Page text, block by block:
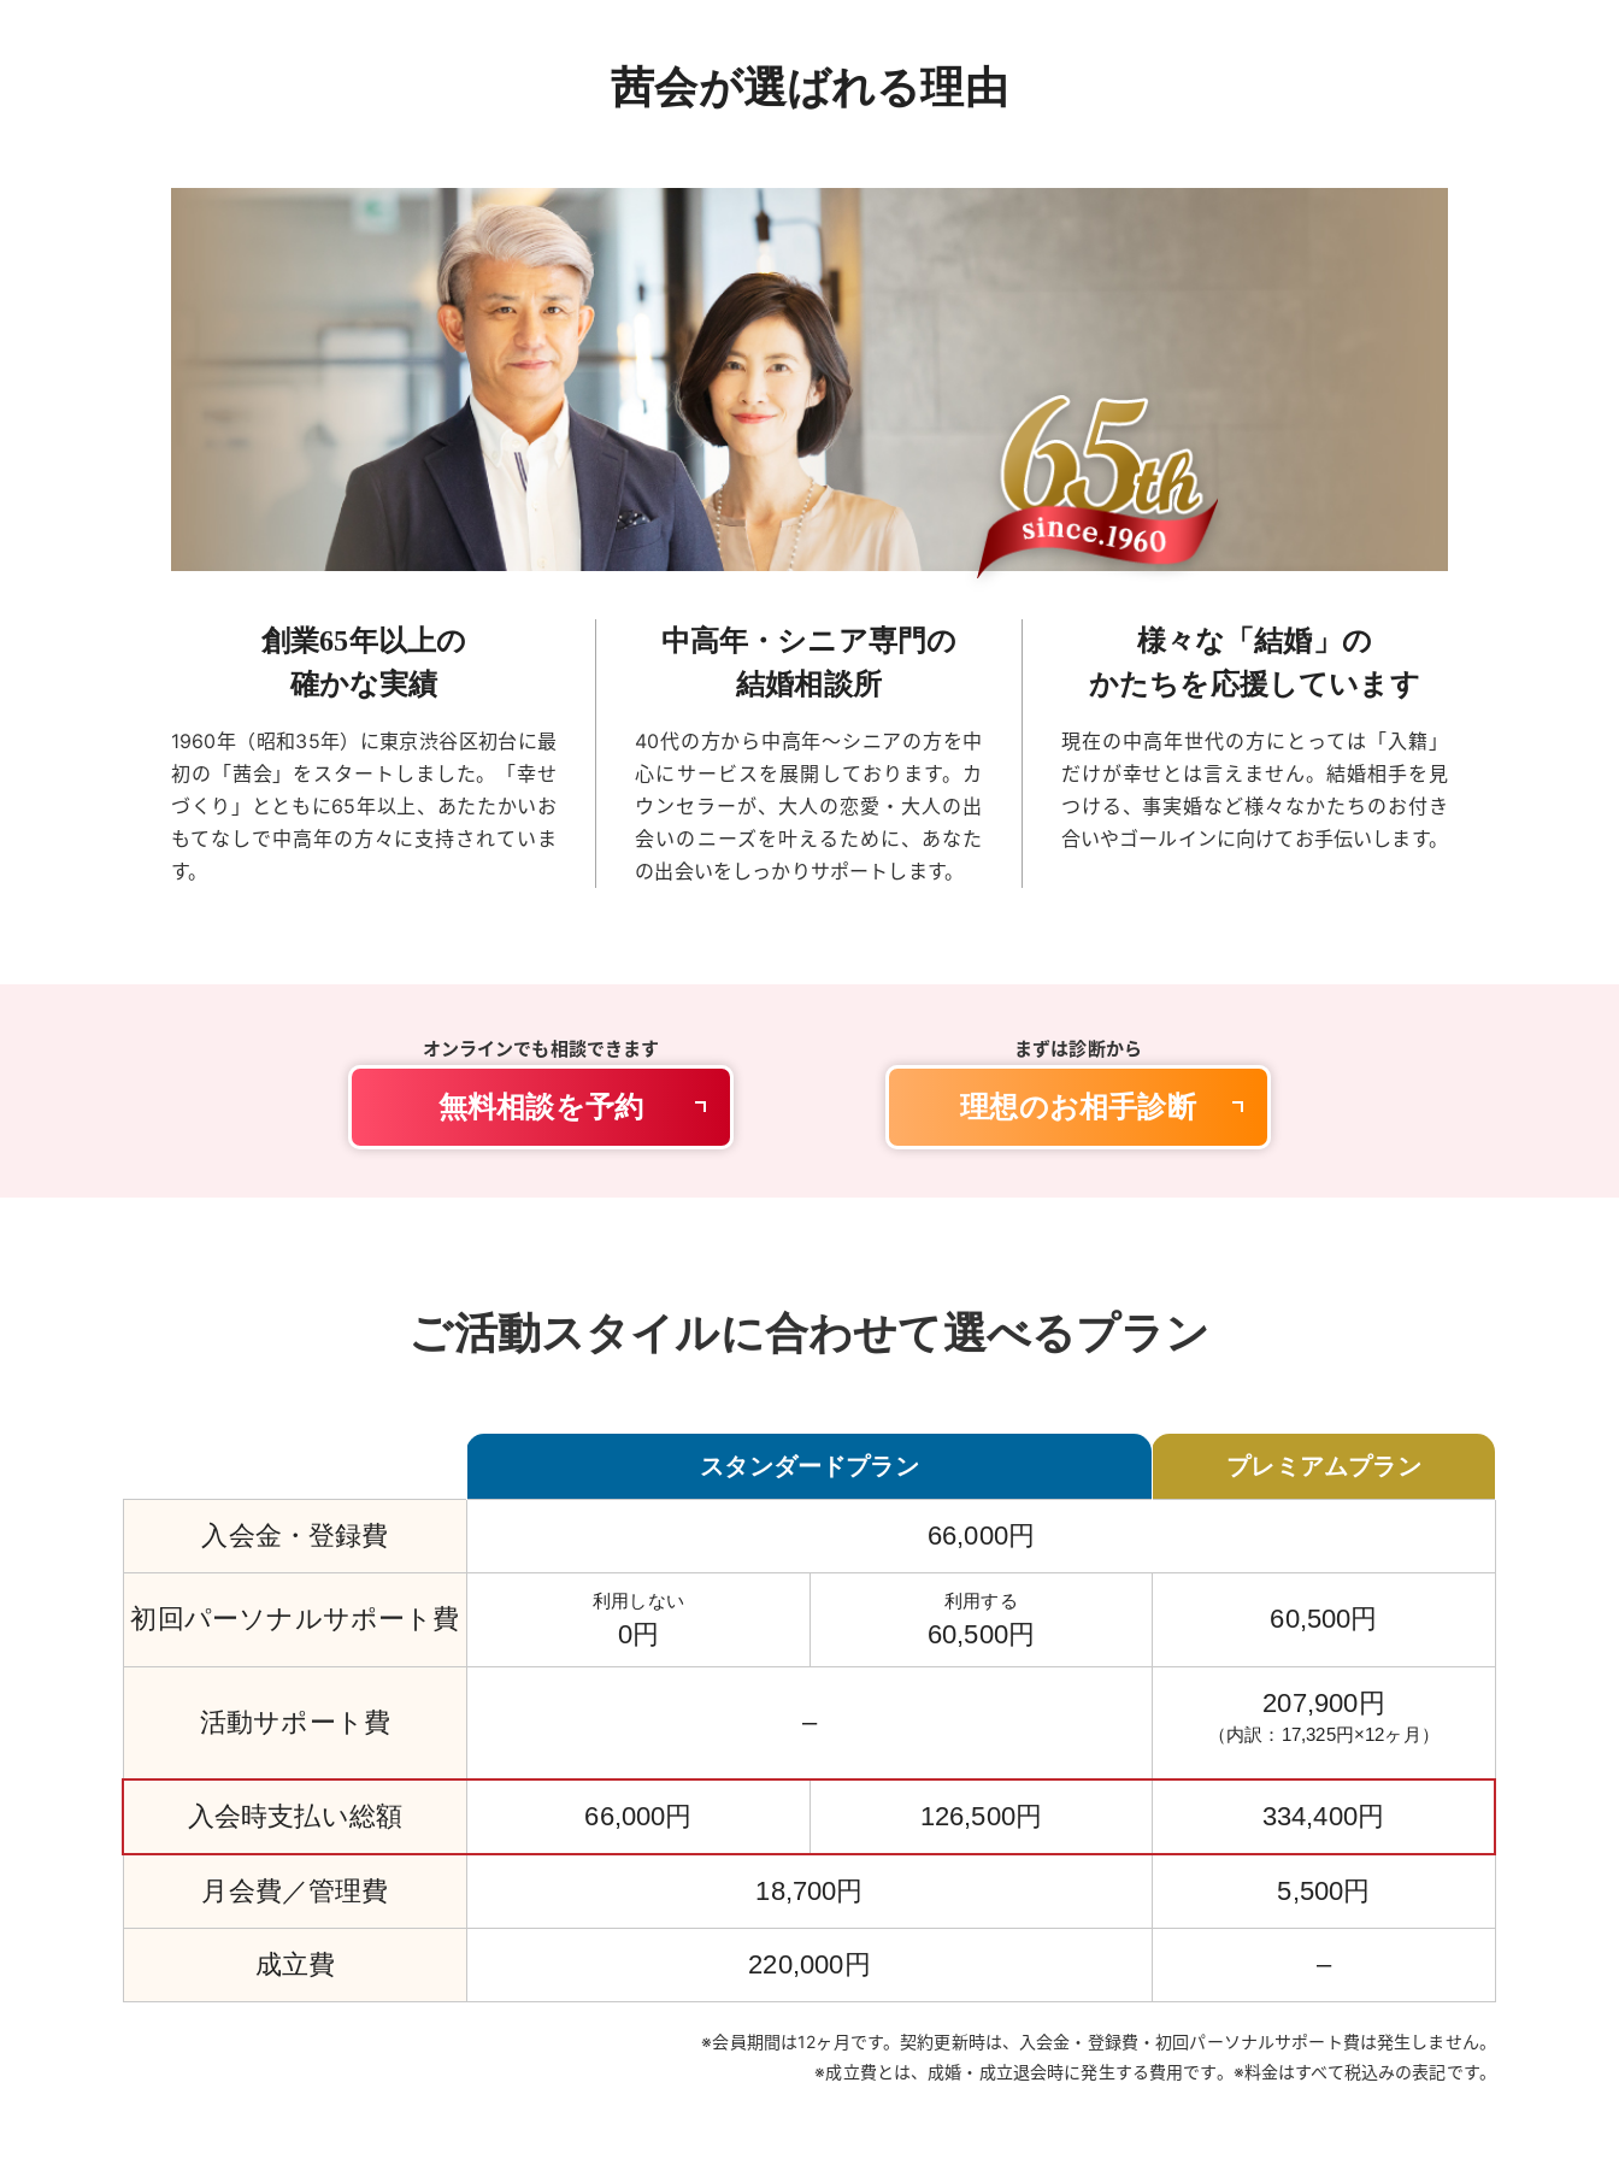
茜会が選ばれる理由
創業65年以上の
確かな実績
1960年（昭和35年）に東京渋谷区初台に最
初の「茜会」をスタートしました。「幸せ
づくり」とともに65年以上、あたたかいお
もてなしで中高年の方々に支持されていま
す。
中高年・シニア専門の
結婚相談所
40代の方から中高年～シニアの方を中
心にサービスを展開しております。カ
ウンセラーが、大人の恋愛・大人の出
会いのニーズを叶えるために、あなた
の出会いをしっかりサポートします。
様々な「結婚」の
かたちを応援しています
現在の中高年世代の方にとっては「入籍」
だけが幸せとは言えません。結婚相手を見
つける、事実婚など様々なかたちのお付き
合いやゴールインに向けてお手伝いします。
オンラインでも相談できます
無料相談を予約
まずは診断から
理想のお相手診断
ご活動スタイルに合わせて選べるプラン
スタンダードプラン プレミアムプラン
入会金・登録費 66,000円
初回パーソナルサポート費
利用しない
0円
利用する
60,500円
60,500円
活動サポート費 –
207,900円
（内訳： 17,325円×12ヶ月）
入会時支払い総額 66,000円 126,500円 334,400円
月会費／管理費 18,700円 5,500円
成立費 220,000円 –
※会員期間は12ヶ月です。契約更新時は、入会金・登録費・初回パーソナルサポート費は発生しません。
※成立費とは、成婚・成立退会時に発生する費用です。 ※料金はすべて税込みの表記です。